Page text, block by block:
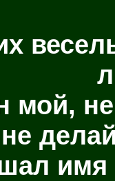
мой,
имя